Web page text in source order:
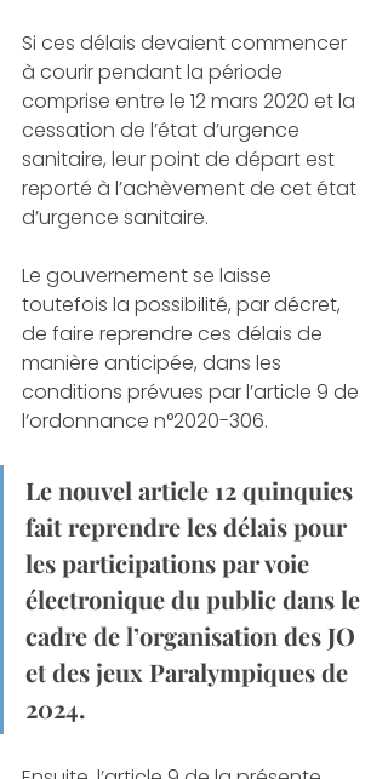
Si ces délais devaient commencer
à courir pendant la période
comprise entre le 12 mars 2020 et la
cessation de l’état d’urgence
sanitaire, leur point de départ est
reporté à l’achèvement de cet état
d’urgence sanitaire.
Le gouvernement se laisse
toutefois la possibilité, par décret,
de faire reprendre ces délais de
manière anticipée, dans les
conditions prévues par l’article 9 de
l’ordonnance n°2020-306.
Le nouvel article 12 quinquies
fait reprendre les délais pour
les participations par voie
électronique du public dans le
cadre de l’organisation des JO
et des jeux Paralympiques de
2024.